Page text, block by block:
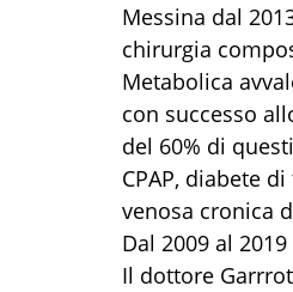
Messina dal
chirurgia
Metabolica
con successo
del 60% di
CPAP, diabete
venosa cronica
Dal 2009 al
Il dottore